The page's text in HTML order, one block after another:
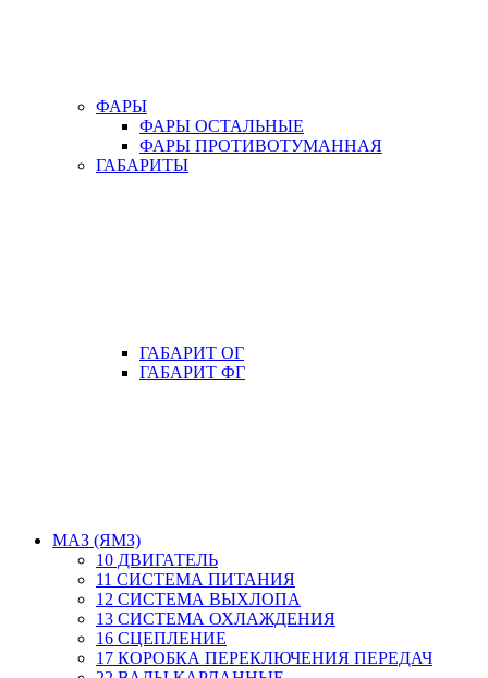
ФАРЫ
ФАРЫ ОСТАЛЬНЫЕ
ФАРЫ ПРОТИВОТУМАННАЯ
ГАБАРИТЫ
ГАБАРИТ ОГ
ГАБАРИТ ФГ
МАЗ (ЯМЗ)
10 ДВИГАТЕЛЬ
11 СИСТЕМА ПИТАНИЯ
12 СИСТЕМА ВЫХЛОПА
13 СИСТЕМА ОХЛАЖДЕНИЯ
16 СЦЕПЛЕНИЕ
17 КОРОБКА ПЕРЕКЛЮЧЕНИЯ ПЕРЕДАЧ